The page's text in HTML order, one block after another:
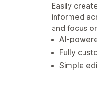
Easily
informed
and focus
AI-
Fully
Simple